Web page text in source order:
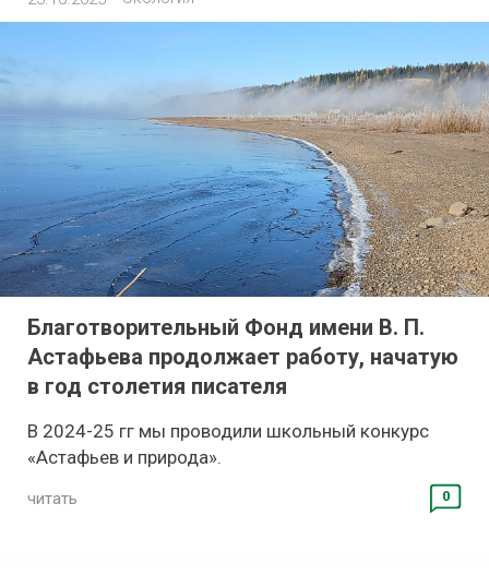
Благотворительный Фонд имени В. П.
Астафьева продолжает работу, начатую
в год столетия писателя
В 2024-25 гг мы проводили школьный конкурс
«Астафьев и природа».
читать 0